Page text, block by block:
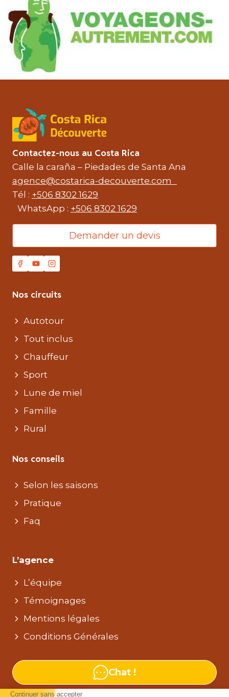
Contactez-nous au Costa Rica
Calle la caraña – Piedades de Santa Ana
agence@costarica-decouverte.com
Tél : +506 8302 1629
WhatsApp : +506 8302 1629
Demander un devis
Nos circuits
Autotour
Tout inclus
Chauffeur
Sport
Lune de miel
Famille
Rural
Nos conseils
Selon les saisons
Pratique
Faq
L’agence
L’équipe
Témoignages
Mentions légales
Conditions Générales
Chat !